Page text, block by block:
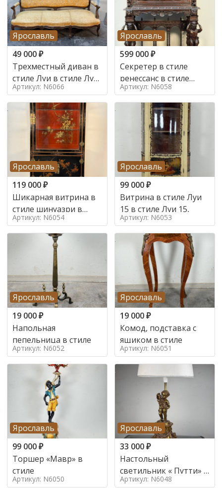
Ярославль
49 000₽
Трехместный диван в
стиле Луи в стиле Луи
16,
Артикул: N6066
Ярославль
599 000₽
Секретер в стиле
ренессанс в стиле
ренессанс, 19 век
Артикул: N6058
Ярославль
119 000₽
Шикарная витрина в
стиле шинуазри в
стиле шинуазри,
Артикул: N6054
Ярославль
99 000₽
Витрина в стиле Луи
15 в стиле Луи 15,
Артикул: N6053
Ярославль
19 000₽
Напольная
пепельница в стиле
Артикул: N6052
Ярославль
19 000₽
Комод, подставка с
ящиком в стиле
Артикул: N6051
Ярославль
99 000₽
Торшер «Мавр» в
стиле
Артикул: N6050
Ярославль
33 000₽
Настольный
светильник « Путти» в
стиле
Артикул: N6048